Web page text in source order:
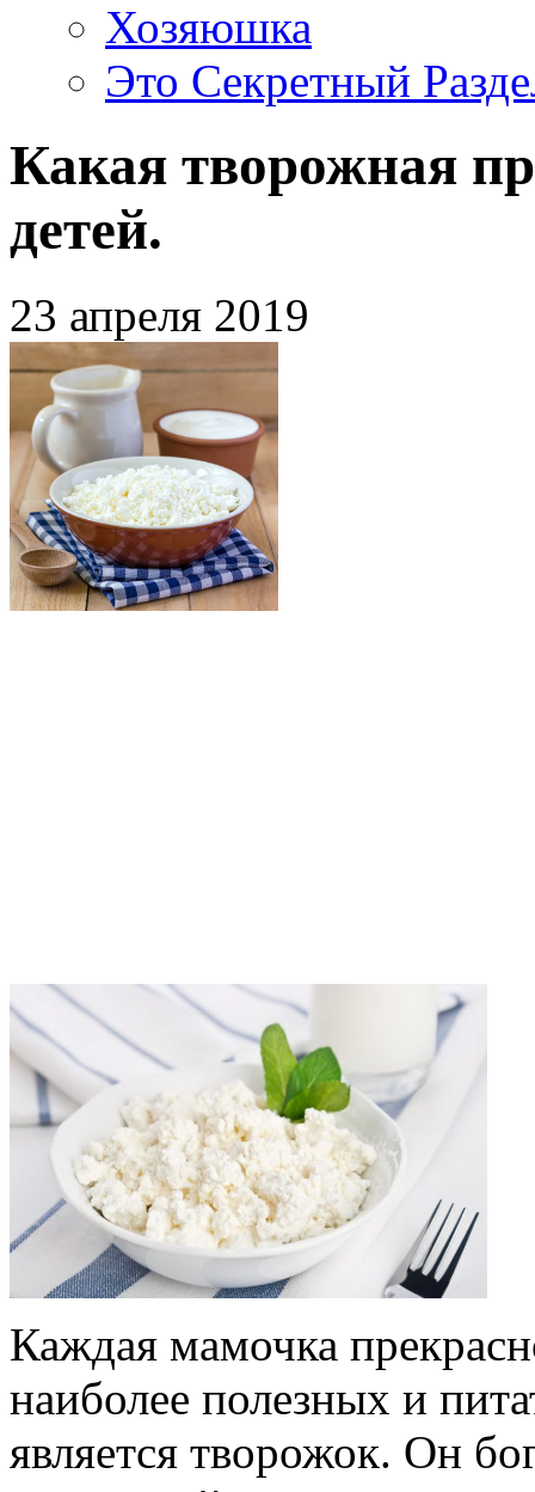
Хозяюшка
Это Секретный
Какая творожная
детей.
23 апреля 2019
Каждая мамочка
наиболее полезных и
является творожок. Он